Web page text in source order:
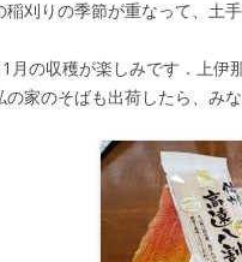
稲刈りの季節が重なって、土
月の収穫が楽しみです．上伊
の家のそばも出荷したら、み